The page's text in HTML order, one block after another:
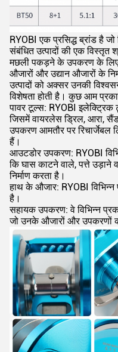
RYOBI एक प्रसिद्ध ब्रांड है
संबंधित उत्पादों की एक विस्तृत
मछली पकड़ने के उपकरण के लिए
औजारों और उद्यान औजारों के
उत्पादों को अक्सर उनकी
विशेषता होती है। कुछ आम
पावर टूल्स: RYOBI इलेक्ट्रिक
जिसमें वायरलेस ड्रिल, आरा,
उपकरण आमतौर पर रिचार्जेबल
हैं।
आउटडोर उपकरण: RYOBI
कि घास काटने वाले, पत्ते उड़ाने
निर्माण करता है।
हाथ के औजार: RYOBI विभिन्न
है।
सहायक उपकरण: वे विभिन्न
जो उनके औजारों और उपकरणों